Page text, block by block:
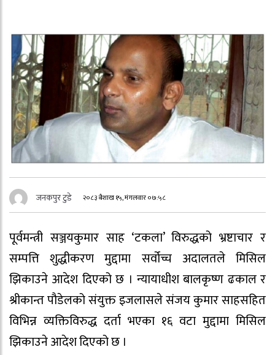
जनकपुर टुडे २०८३ बैशाख १५, मंगलवार ०७:५८
पूर्वमन्त्री सञ्जयकुमार साह ‘टकला’ विरुद्धको भ्रष्टाचार र
सम्पत्ति शुद्धीकरण मुद्दामा सर्वोच्च अदालतले मिसिल
झिकाउने आदेश दिएको छ । न्यायाधीश बालकृष्ण ढकाल र
श्रीकान्त पौडेलको संयुक्त इजलासले संजय कुमार साहसहित
विभिन्न व्यक्तिविरुद्ध दर्ता भएका १६ वटा मुद्दामा मिसिल
झिकाउने आदेश दिएको छ ।